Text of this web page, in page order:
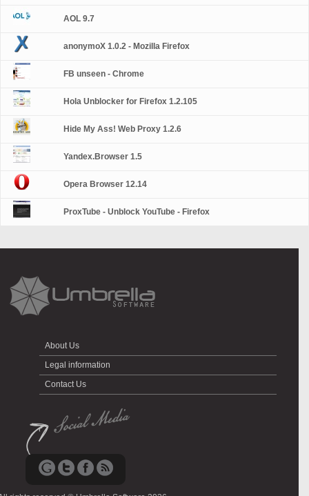
AOL 9.7
anonymoX 1.0.2 - Mozilla Firefox
FB unseen - Chrome
Hola Unblocker for Firefox 1.2.105
Hide My Ass! Web Proxy 1.2.6
Yandex.Browser 1.5
Opera Browser 12.14
ProxTube - Unblock YouTube - Firefox
About Us
Legal information
Contact Us